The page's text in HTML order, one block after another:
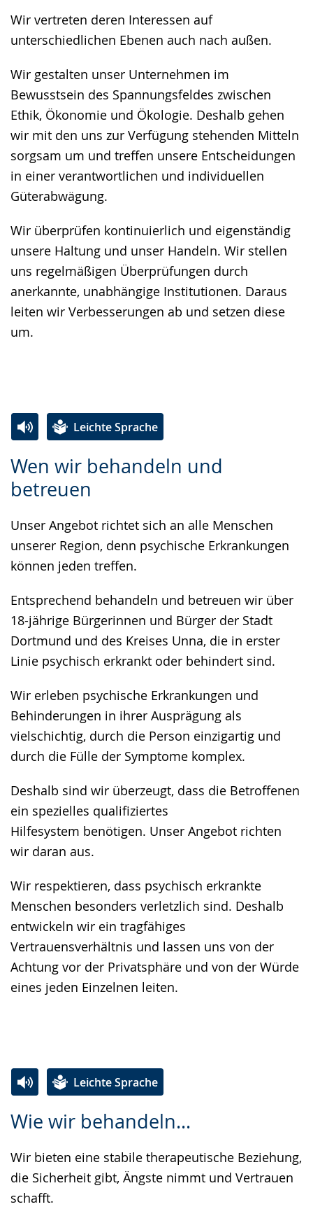
Wir vertreten deren Interessen auf
unterschiedlichen Ebenen auch nach außen.
Wir gestalten unser Unternehmen im
Bewusstsein des Spannungsfeldes zwischen
Ethik, Ökonomie und Ökologie. Deshalb gehen
wir mit den uns zur Verfügung stehenden Mitteln
sorgsam um und treffen unsere Entscheidungen
in einer verantwortlichen und individuellen
Güterabwägung.
Wir überprüfen kontinuierlich und eigenständig
unsere Haltung und unser Handeln. Wir stellen
uns regelmäßigen Überprüfungen durch
anerkannte, unabhängige Institutionen. Daraus
leiten wir Verbesserungen ab und setzen diese
um.
Wen wir behandeln und
betreuen
Unser Angebot richtet sich an alle Menschen
unserer Region, denn psychische Erkrankungen
können jeden treffen.
Entsprechend behandeln und betreuen wir über
18-jährige Bürgerinnen und Bürger der Stadt
Dortmund und des Kreises Unna, die in erster
Linie psychisch erkrankt oder behindert sind.
Wir erleben psychische Erkrankungen und
Behinderungen in ihrer Ausprägung als
vielschichtig, durch die Person einzigartig und
durch die Fülle der Symptome komplex.
Deshalb sind wir überzeugt, dass die Betroffenen
ein spezielles qualifiziertes
Hilfesystem benötigen. Unser Angebot richten
wir daran aus.
Wir respektieren, dass psychisch erkrankte
Menschen besonders verletzlich sind. Deshalb
entwickeln wir ein tragfähiges
Vertrauensverhältnis und lassen uns von der
Achtung vor der Privatsphäre und von der Würde
eines jeden Einzelnen leiten.
Leichte Sprache
Leichten
Sprache
Audio-
Unterstützung.
Video
in
Gebärdensprache
wird
angezeigt.
Wie wir behandeln...
Wir bieten eine stabile therapeutische Beziehung,
die Sicherheit gibt, Ängste nimmt und Vertrauen
schafft.
Leichte Sprache
Leichten
wechseln.
Audio-
Video
Deutscher
Gebärdensprache
wird